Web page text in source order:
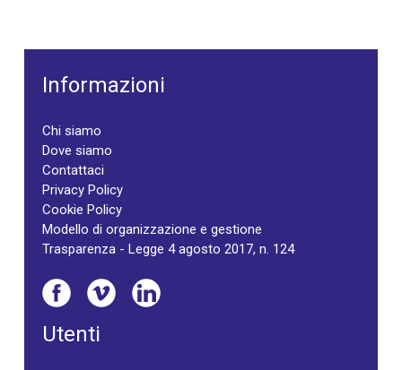
Informazioni
Chi siamo
Dove siamo
Contattaci
Privacy Policy
Cookie Policy
Modello di organizzazione e gestione
Trasparenza - Legge 4 agosto 2017, n. 124
Utenti